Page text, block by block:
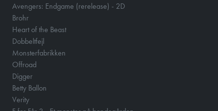
Avengers: Endgame (rerelease) - 2D
Brohr
Heart of the Beast
Dobbeltfejl
Monsterfabrikken
Offroad
Digger
Betty Ballon
Verity